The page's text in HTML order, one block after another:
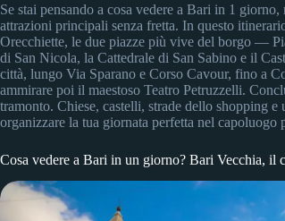
Se stai pensando a cosa vedere a Bari in 1
attrazioni principali senza fretta. In questo
Orecchiette, le due piazze più vive del borgo —
di San Nicola, la Cattedrale di San Sabino e il
città, lungo Via Sparano e Corso Cavour, fino a
ammirare poi il maestoso Teatro Petruzzelli.
tramonto. Chiese, castelli, strade dello shopping
organizzare la tua giornata perfetta nel capoluogo
Cosa vedere a Bari in un giorno? Bari Vecchia, il